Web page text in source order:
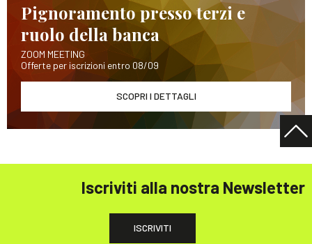
Pignoramento presso terzi e
ruolo della banca
ZOOM MEETING
Offerte per iscrizioni entro 08/09
SCOPRI I DETTAGLI
Iscriviti alla nostra Newsletter
ISCRIVITI